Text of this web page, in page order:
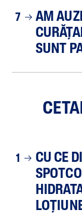
7
AM
SUNT
1
CU CE